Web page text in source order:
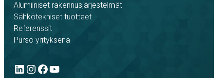
Alumiiniset rakennusjärjestelmät
Sähkötekniset tuotteet
Referenssit
Purso yrityksenä
LinkedIn
Instagram
Facebook
YouTube